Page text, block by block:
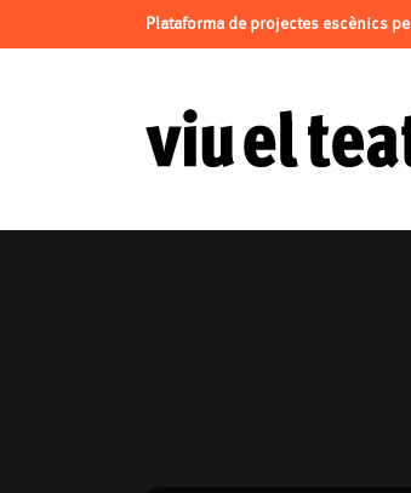
Plataforma de projectes escènics